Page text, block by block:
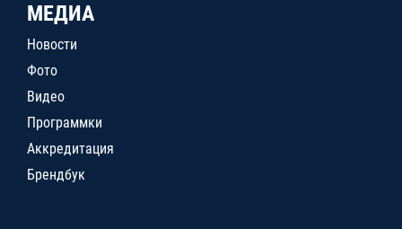
МЕДИА
Новости
Фото
Видео
Программки
Аккредитация
Брендбук